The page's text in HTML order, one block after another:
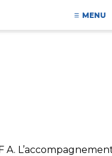
MENU
A.